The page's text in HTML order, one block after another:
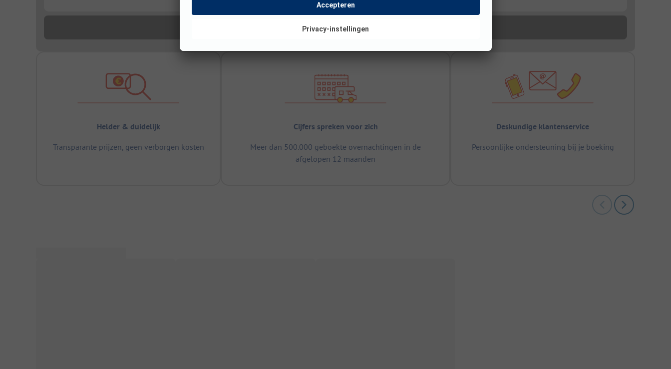
Helder & duidelijk
Transparante prijzen, geen verborgen kosten
Cijfers spreken voor zich
Meer dan 500.000 geboekte overnachtingen in de
afgelopen 12 maanden
Deskundige klantenservice
Persoonlijke ondersteuning bij je boeking